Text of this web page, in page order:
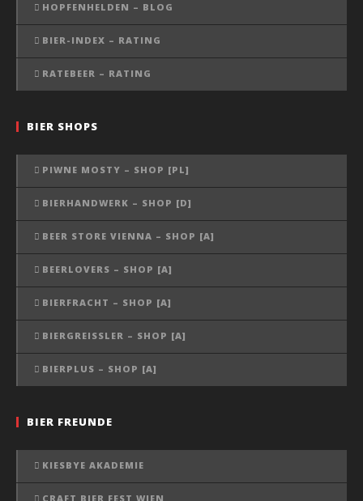
HOPFENHELDEN – BLOG
BIER-INDEX – RATING
RATEBEER – RATING
BIER SHOPS
PIWNE MOSTY – SHOP [PL]
BIERHANDWERK – SHOP [D]
BEER STORE VIENNA – SHOP [A]
BEERLOVERS – SHOP [A]
BIERFRACHT – SHOP [A]
BIERGREISSLER – SHOP [A]
BIERPLUS – SHOP [A]
BIER FREUNDE
KIESBYE AKADEMIE
CRAFT BIER FEST WIEN